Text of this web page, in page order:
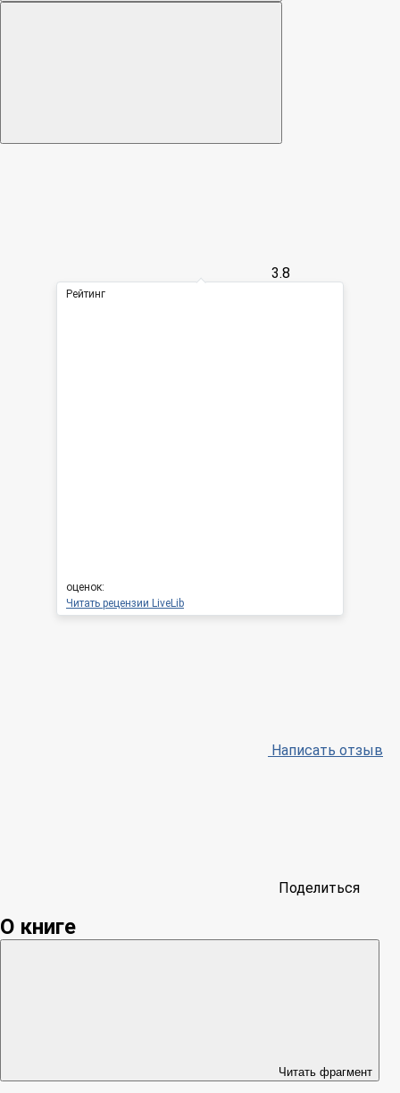
3.8
Рейтинг
оценок:
Читать рецензии LiveLib
Написать отзыв
Поделиться
О книге
Читать фрагмент